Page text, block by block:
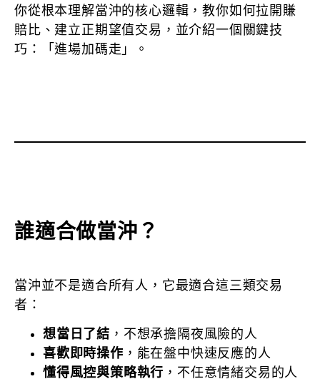
你從根本理解當沖的核心邏輯，教你如何拉開賺
賠比、建立正期望值交易，並介紹一個關鍵技
巧：「進場加碼走」。
誰適合做當沖？
當沖並不是適合所有人，它最適合這三類交易
者：
想當日了結 ，不想承擔隔夜風險的人
喜歡即時操作 ，能在盤中快速反應的人
懂得風控與策略執行 ，不任意情緒交易的人